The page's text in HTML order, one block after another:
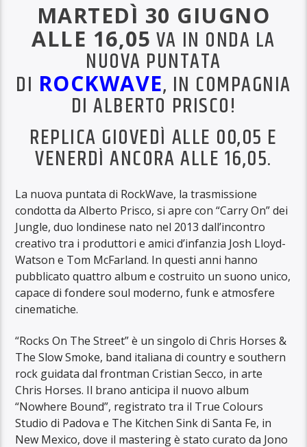
MARTEDÌ 30 GIUGNO
ALLE 16,05 VA IN ONDA LA
NUOVA PUNTATA
DI ROCKWAVE, IN COMPAGNIA
DI ALBERTO PRISCO!
REPLICA GIOVEDÌ ALLE 00,05 E
VENERDÌ ANCORA ALLE 16,05.
La nuova puntata di RockWave, la trasmissione
condotta da Alberto Prisco, si apre con “Carry On” dei
Jungle, duo londinese nato nel 2013 dall’incontro
creativo tra i produttori e amici d’infanzia Josh Lloyd-
Watson e Tom McFarland. In questi anni hanno
pubblicato quattro album e costruito un suono unico,
capace di fondere soul moderno, funk e atmosfere
cinematiche.
“Rocks On The Street” è un singolo di Chris Horses &
The Slow Smoke, band italiana di country e southern
rock guidata dal frontman Cristian Secco, in arte
Chris Horses. Il brano anticipa il nuovo album
“Nowhere Bound”, registrato tra il True Colours
Studio di Padova e The Kitchen Sink di Santa Fe, in
New Mexico, dove il mastering è stato curato da Jono